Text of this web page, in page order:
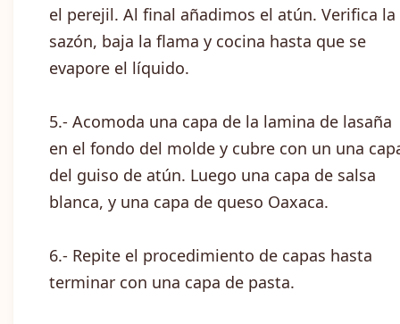
el perejil. Al final añadimos el atún. Verifica la
sazón, baja la flama y cocina hasta que se
evapore el líquido.
5.- Acomoda una capa de la lamina de lasaña
en el fondo del molde y cubre con un una
del guiso de atún. Luego una capa de salsa
blanca, y una capa de queso Oaxaca.
6.- Repite el procedimiento de capas hasta
terminar con una capa de pasta.